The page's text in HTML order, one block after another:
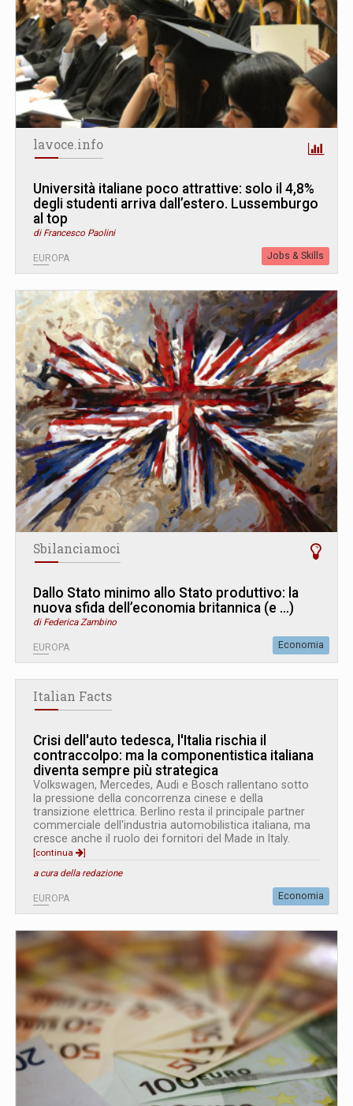
lavoce.info
Università italiane poco attrattive: solo il 4,8%
degli studenti arriva dall’estero. Lussemburgo
al top
di Francesco Paolini
EUROPA Jobs & Skills
Sbilanciamoci
Dallo Stato minimo allo Stato produttivo: la
nuova sfida dell’economia britannica (e ...)
di Federica Zambino
EUROPA Economia
Italian Facts
Crisi dell'auto tedesca, l'Italia rischia il
contraccolpo: ma la componentistica italiana
diventa sempre più strategica
Volkswagen, Mercedes, Audi e Bosch rallentano sotto
la pressione della concorrenza cinese e della
transizione elettrica. Berlino resta il principale partner
commerciale dell'industria automobilistica italiana, ma
cresce anche il ruolo dei fornitori del Made in Italy.
[continua
]
a cura della redazione
EUROPA Economia